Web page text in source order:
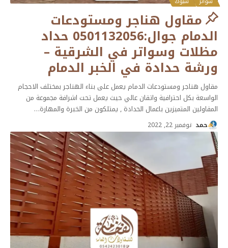
مقاول هناجر ومستودعات
الدمام جوال:0501132056 حداد
مظلات وسواتر في الشرقية –
ورشة حدادة في الخبر الدمام
مقاول هناجر ومستودعات الدمام يعمل على بناء الهناجر بمختلف الاحجام
الواسعة بكل احترافية واتقان عالي حيث يعمل تحت اشرافة مجموعة من
المقاولين المتميزين باعمال الحدادة , يمتلكون من الخبرة والمهارة…
حمد نوفمبر 22, 2022